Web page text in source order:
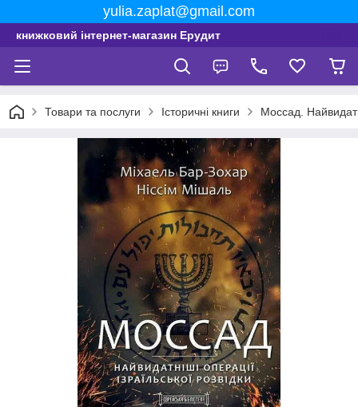
yulia.zaplat@gmail.com
книжковий інтернет-магазин Ерудит
Товари та послуги Історичні книги Моссад.